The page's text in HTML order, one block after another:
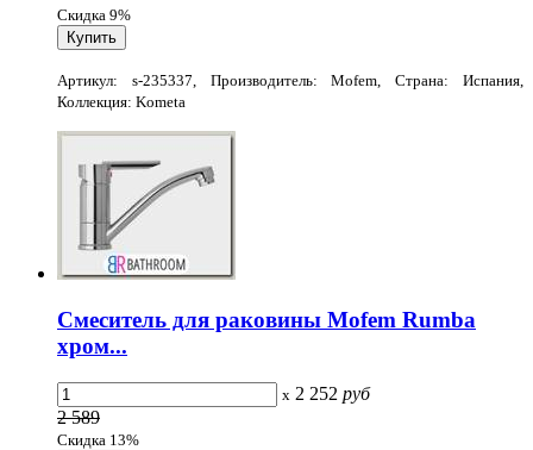
Скидка 9%
Артикул: s-235337, Производитель: Mofem, Страна: Испания,
Коллекция: Kometa
Смеситель для раковины Mofem Rumba
хром...
x 2 252 руб
2 589
Скидка 13%